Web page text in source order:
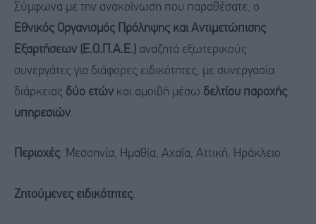
Σύμφωνα με την ανακοίνωση που παραθέσατε, ο
Εθνικός Οργανισμός Πρόληψης και Αντιμετώπισης
Εξαρτήσεων (Ε.Ο.Π.Α.Ε.) αναζητά εξωτερικούς
συνεργάτες για διάφορες ειδικότητες, με συνεργασία
διάρκειας δύο ετών και αμοιβή μέσω δελτίου παροχής
υπηρεσιών.
Περιοχές: Μεσσηνία, Ημαθία, Αχαΐα, Αττική, Ηράκλειο.
Ζητούμενες ειδικότητες: